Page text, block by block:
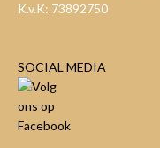
K.v.K: 73892750
SOCIAL MEDIA